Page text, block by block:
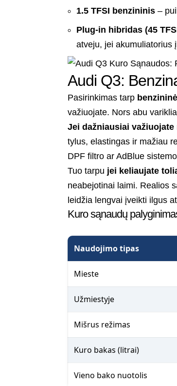
1.5 TFSI benzininis –
Plug-in hibridas (45
atveju, jei akumuliatorius
Audi Q3:
Pasirinkimas tarp
važiuojate. Nors abu
Jei dažniausiai važiuojate
tylus, elastingas ir mažiau
DPF filtro ar AdBlue
Tuo tarpu jei keliaujate
neabejotinai laimi. Realios
leidžia lengvai įveikti ilgus
Kuro sąnaudų
Naudojimo tipas
Mieste
Užmiestyje
Mišrus režimas
Kuro bakas (litrai)
Vieno bako nuotolis